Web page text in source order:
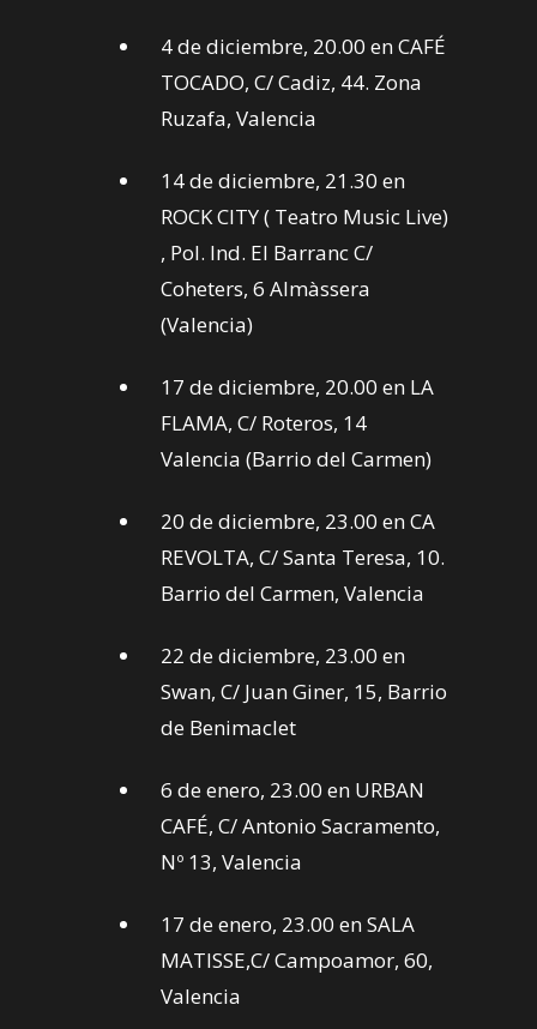
4 de diciembre, 20.00 en CAFÉ
TOCADO, C/ Cadiz, 44. Zona
Ruzafa, Valencia
14 de diciembre, 21.30 en
ROCK CITY ( Teatro Music Live)
, Pol. Ind. El Barranc C/
Coheters, 6 Almàssera
(Valencia)
17 de diciembre, 20.00 en LA
FLAMA, C/ Roteros, 14
Valencia (Barrio del Carmen)
20 de diciembre, 23.00 en CA
REVOLTA, C/ Santa Teresa, 10.
Barrio del Carmen, Valencia
22 de diciembre, 23.00 en
Swan, C/ Juan Giner, 15, Barrio
de Benimaclet
6 de enero, 23.00 en URBAN
CAFÉ, C/ Antonio Sacramento,
Nº 13, Valencia
17 de enero, 23.00 en SALA
MATISSE,C/ Campoamor, 60,
Valencia